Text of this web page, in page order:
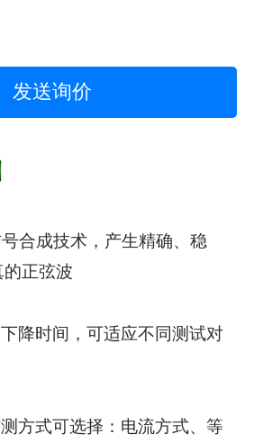
发送询价
合成技术，产生精确、稳
正弦波
降时间，可适应不同测试对
方式可选择：电流方式、等